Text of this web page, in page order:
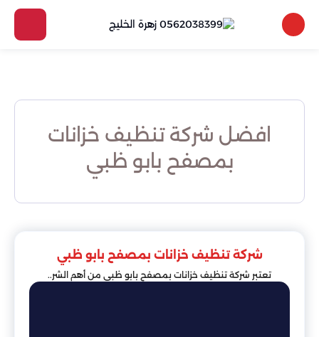
افضل شركة تنظيف خزانات
بمصفح بابو ظبي
شركة تنظيف خزانات بمصفح بابو ظبي
تعتبر شركة تنظيف خزانات بمصفح بابو ظبي من أهم الشر..